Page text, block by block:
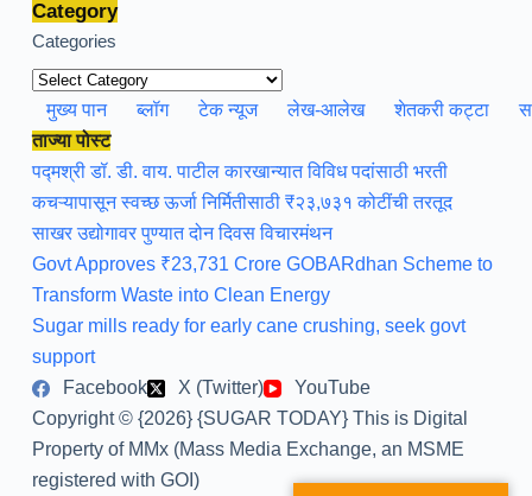
Category
Categories
मुख्य पान ब्लॉग टेक न्यूज लेख-आलेख शेतकरी कट्टा
ताज्या पोस्ट
पद्मश्री डॉ. डी. वाय. पाटील कारखान्यात विविध पदांसाठी भरती
कचऱ्यापासून स्वच्छ ऊर्जा निर्मितीसाठी ₹२३,७३१ कोटींची तरतूद
साखर उद्योगावर पुण्यात दोन दिवस विचारमंथन
Govt Approves ₹23,731 Crore GOBARdhan Scheme to
Transform Waste into Clean Energy
Sugar mills ready for early cane crushing, seek govt
support
Facebook
X (Twitter)
YouTube
Copyright © {2026} {SUGAR TODAY} This is Digital
Property of MMx (Mass Media Exchange, an MSME
registered with GOI)